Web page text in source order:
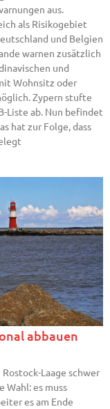
aus.
als Risikogebiet
und Belgien
warnen zusätzlich
und
Wohnsitz oder
Zypern stufte
Liste ab. Nun befindet
hat zur Folge, dass
abbauen
Laage schwer
Wahl: es muss
es am Ende